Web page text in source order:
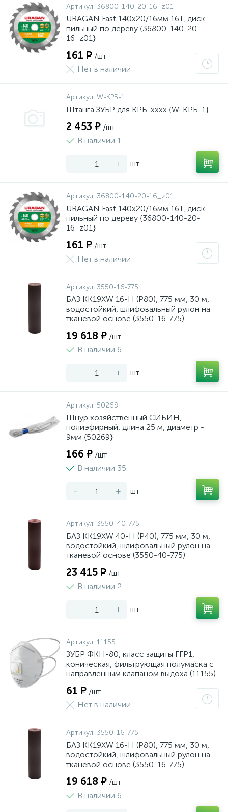
Артикул: 36800-140-20-16_z01
URAGAN Fast 140x20/16мм 16Т, диск
пильный по дереву {36800-140-20-
16_z01}
161 ₽ /шт
Нет в наличии
Артикул: W-КРБ-1
Штанга ЗУБР для КРБ-хххх {W-КРБ-1}
2 453 ₽ /шт
В наличии 1
- + шт
Артикул: 36800-140-20-16_z01
URAGAN Fast 140x20/16мм 16Т, диск
пильный по дереву {36800-140-20-
16_z01}
161 ₽ /шт
Нет в наличии
Артикул: 3550-16-775
БАЗ KK19XW 16-H (Р80), 775 мм, 30 м,
водостойкий, шлифовальный рулон на
тканевой основе (3550-16-775)
19 618 ₽ /шт
В наличии 6
- + шт
Артикул: 50269
Шнур хозяйственный СИБИН,
полиэфирный, длина 25 м, диаметр -
9мм {50269}
166 ₽ /шт
В наличии 35
- + шт
Артикул: 3550-40-775
БАЗ KK19XW 40-H (Р40), 775 мм, 30 м,
водостойкий, шлифовальный рулон на
тканевой основе (3550-40-775)
23 415 ₽ /шт
В наличии 2
- + шт
Артикул: 11155
ЗУБР ФКН-80, класс защиты FFP1,
коническая, фильтрующая полумаска с
направленным клапаном выдоха (11155)
61 ₽ /шт
Нет в наличии
Артикул: 3550-16-775
БАЗ KK19XW 16-H (Р80), 775 мм, 30 м,
водостойкий, шлифовальный рулон на
тканевой основе (3550-16-775)
19 618 ₽ /шт
В наличии 6